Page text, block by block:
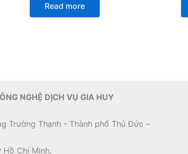
5
Read more
5
NGHỆ DỊCH VỤ GIA HUY
Trường Thạnh - Thành phố Thủ Đức –
Hồ Chí Minh.